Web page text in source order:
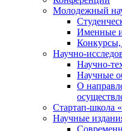
Молодежный
Именные и
Научно-
Научно-
Научные
О
Стартап-
Научные